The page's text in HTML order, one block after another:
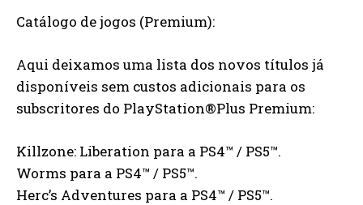
Catálogo de jogos (Premium):
Aqui deixamos uma lista dos novos títulos já
disponíveis sem custos adicionais para os
subscritores do PlayStation®Plus Premium:
Killzone: Liberation para a PS4™ / PS5™.
Worms para a PS4™ / PS5™.
Herc’s Adventures para a PS4™ / PS5™.